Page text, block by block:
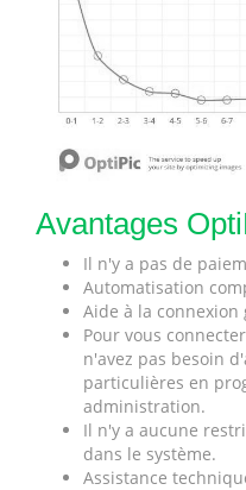
Avantages
Il n'y a pas de
Automatisation
Aide à la connexion
Pour vous
n'avez pas besoin
particulières en
administration.
Il n'y a aucune
dans le système.
Assistance